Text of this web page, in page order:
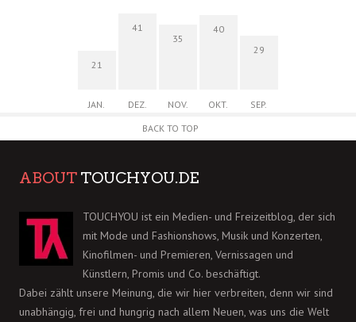
21
JAN.
41
DEZ.
35
NOV.
40
OKT.
29
SEP.
BACK TO TOP
ABOUT TOUCHYOU.DE
TOUCHYOU ist ein Medien- und Freizeitblog, der sich
mit Mode und Fashionshows, Musik und Konzerten,
Kinofilmen- und Premieren, Vernissagen und
Künstlern, Promis und Co. beschäftigt.
Dabei zählt unsere Meinung, die wir hier verbreiten, denn wir sind
unabhängig, frei und hungrig nach allem Neuen, was uns die Welt